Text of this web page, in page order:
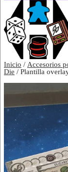
Inicio / Accesorios
Die / Plantilla